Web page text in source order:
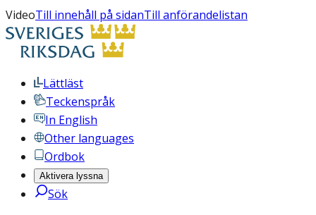
VideoTill innehåll på sidanTill anförandelistan
Lättläst
Teckenspråk
In English
Other languages
Ordbok
Aktivera lyssna
Sök